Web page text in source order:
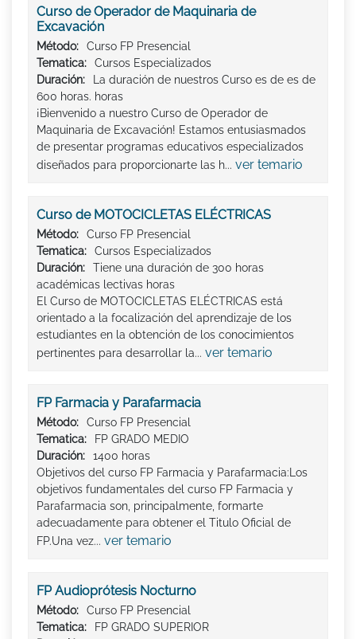
Curso de Operador de Maquinaria de
Excavación
Método:
Curso FP Presencial
Tematica:
Cursos Especializados
Duración:
La duración de nuestros Curso es de es de
600 horas. horas
¡Bienvenido a nuestro Curso de Operador de
Maquinaria de Excavación! Estamos entusiasmados
de presentar programas educativos especializados
diseñados para proporcionarte las h... ver temario
Curso de MOTOCICLETAS ELÉCTRICAS
Método:
Curso FP Presencial
Tematica:
Cursos Especializados
Duración:
Tiene una duración de 300 horas
académicas lectivas horas
El Curso de MOTOCICLETAS ELÉCTRICAS está
orientado a la focalización del aprendizaje de los
estudiantes en la obtención de los conocimientos
pertinentes para desarrollar la... ver temario
FP Farmacia y Parafarmacia
Método:
Curso FP Presencial
Tematica:
FP GRADO MEDIO
Duración:
1400 horas
Objetivos del curso FP Farmacia y Parafarmacia:Los
objetivos fundamentales del curso FP Farmacia y
Parafarmacia son, principalmente, formarte
adecuadamente para obtener el Titulo Oficial de
FP.Una vez... ver temario
FP Audioprótesis Nocturno
Método:
Curso FP Presencial
Tematica:
FP GRADO SUPERIOR